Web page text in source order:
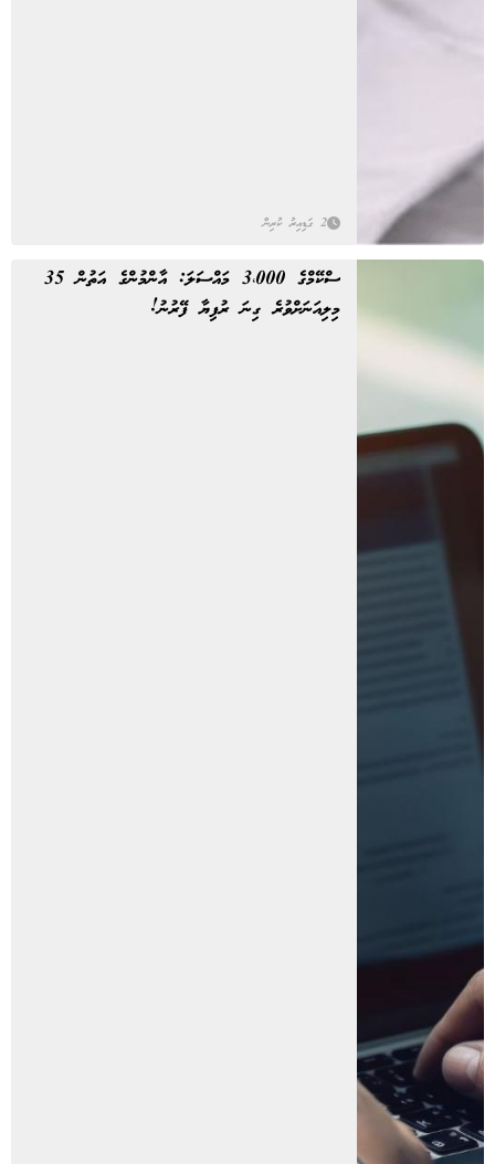
2 ގަޑިއިރު ކުރިން
ސްކޭމްގެ 3،000 މައްސަލަ: އާންމުންގެ އަތުން 35
މިލިއަނަށްވުރެ ގިނަ ރުފިޔާ ފޭރުނު!